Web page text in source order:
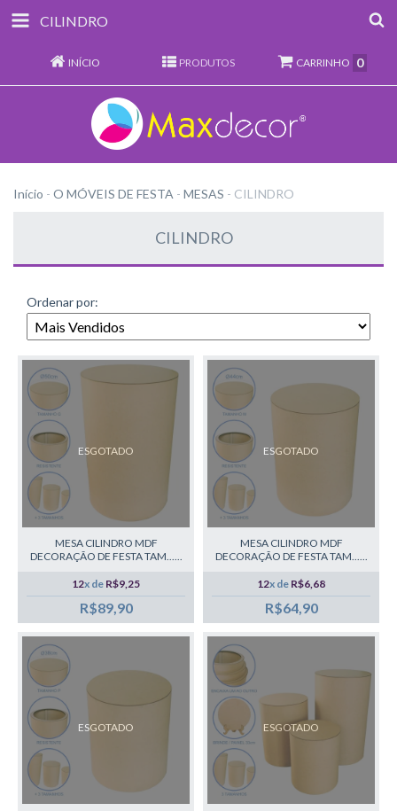
CILINDRO
INÍCIO PRODUTOS CARRINHO 0
Início - O MÓVEIS DE FESTA - MESAS - CILINDRO
CILINDRO
Ordenar por:
ESGOTADO
MESA CILINDRO MDF
DECORAÇÃO DE FESTA TAM......
12x de R$9,25
R$89,90
ESGOTADO
MESA CILINDRO MDF
DECORAÇÃO DE FESTA TAM......
12x de R$6,68
R$64,90
ESGOTADO ESGOTADO